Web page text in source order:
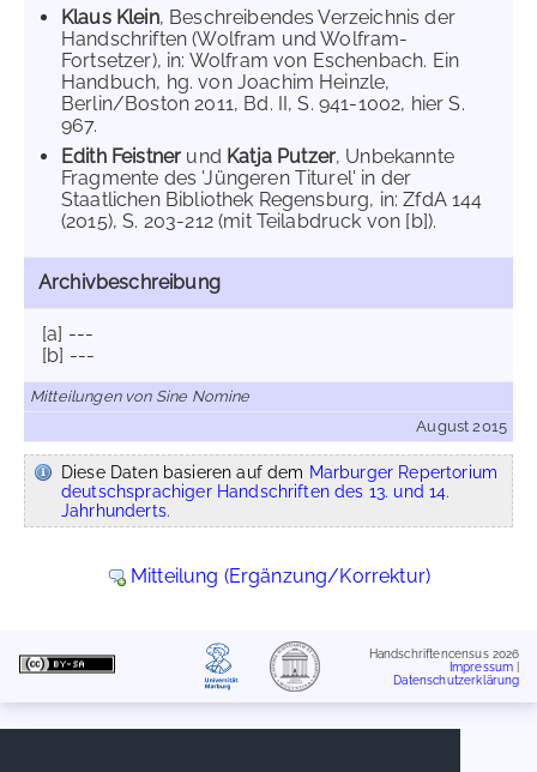
Klaus Klein, Beschreibendes Verzeichnis der
Handschriften (Wolfram und Wolfram-
Fortsetzer), in: Wolfram von Eschenbach. Ein
Handbuch, hg. von Joachim Heinzle,
Berlin/Boston 2011, Bd. II, S. 941-1002, hier S.
967.
Edith Feistner und Katja Putzer, Unbekannte
Fragmente des 'Jüngeren Titurel' in der
Staatlichen Bibliothek Regensburg, in: ZfdA 144
(2015), S. 203-212 (mit Teilabdruck von [b]).
Archivbeschreibung
[a] ---
[b] ---
Mitteilungen von Sine Nomine
August 2015
Diese Daten basieren auf dem Marburger Repertorium
deutschsprachiger Handschriften des 13. und 14.
Jahrhunderts.
Mitteilung (Ergänzung/Korrektur)
Handschriftencensus 2026
Impressum
Datenschutzerklärung